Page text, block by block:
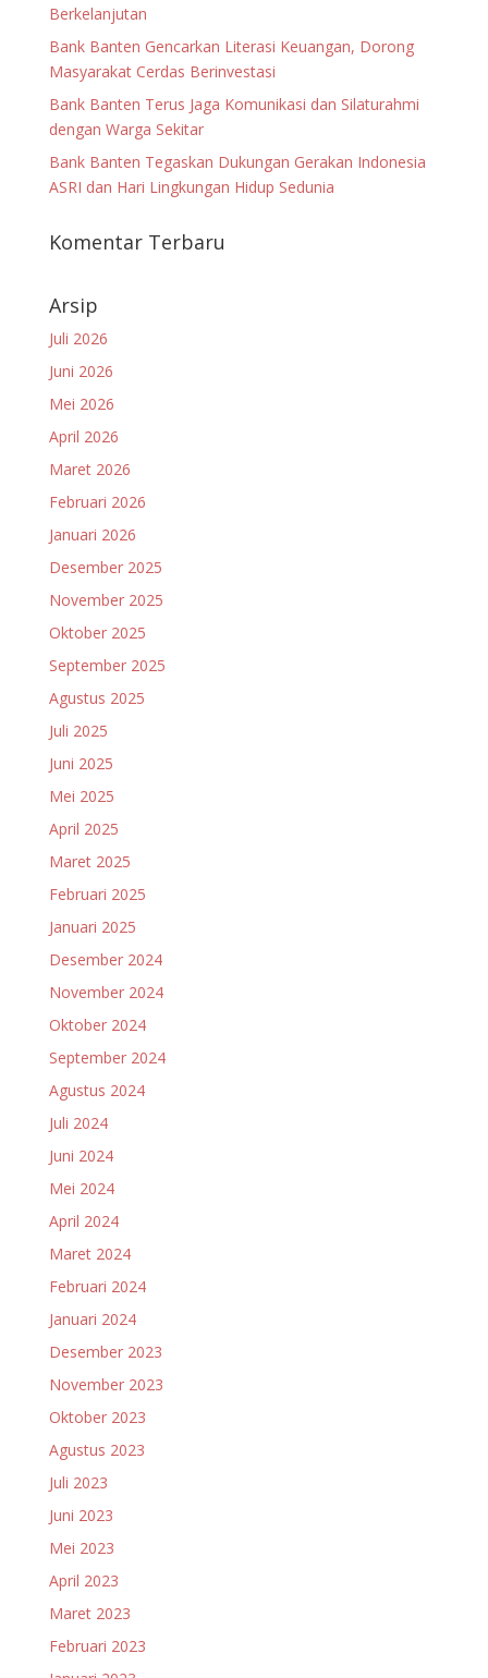
Berkelanjutan
Bank Banten Gencarkan Literasi Keuangan, Dorong
Masyarakat Cerdas Berinvestasi
Bank Banten Terus Jaga Komunikasi dan Silaturahmi
dengan Warga Sekitar
Bank Banten Tegaskan Dukungan Gerakan Indonesia
ASRI dan Hari Lingkungan Hidup Sedunia
Komentar Terbaru
Arsip
Juli 2026
Juni 2026
Mei 2026
April 2026
Maret 2026
Februari 2026
Januari 2026
Desember 2025
November 2025
Oktober 2025
September 2025
Agustus 2025
Juli 2025
Juni 2025
Mei 2025
April 2025
Maret 2025
Februari 2025
Januari 2025
Desember 2024
November 2024
Oktober 2024
September 2024
Agustus 2024
Juli 2024
Juni 2024
Mei 2024
April 2024
Maret 2024
Februari 2024
Januari 2024
Desember 2023
November 2023
Oktober 2023
Agustus 2023
Juli 2023
Juni 2023
Mei 2023
April 2023
Maret 2023
Februari 2023